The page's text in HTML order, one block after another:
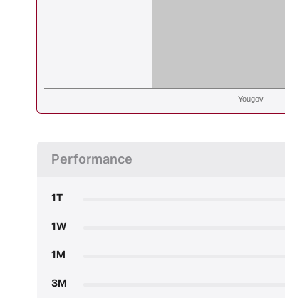
Yougov
Performance
1T
1W
1M
3M